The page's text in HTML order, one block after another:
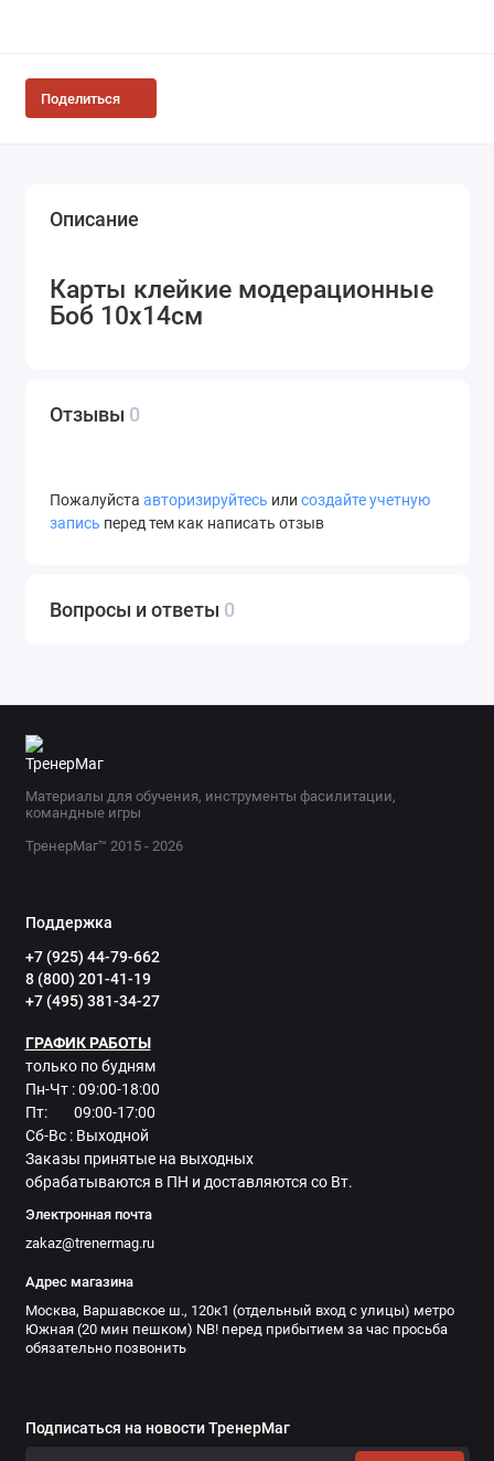
Поделиться
Описание
Карты клейкие модерационные
Боб 10х14см
Отзывы 0
Пожалуйста авторизируйтесь или создайте учетную
запись перед тем как написать отзыв
Вопросы и ответы 0
Материалы для обучения, инструменты фасилитации,
командные игры
ТренерМаг™ 2015 - 2026
Поддержка
+7 (925) 44-79-662
8 (800) 201-41-19
+7 (495) 381-34-27
ГРАФИК РАБОТЫ
только по будням
Пн-Чт : 09:00-18:00
Пт: 09:00-17:00
Сб-Вс : Выходной
Заказы принятые на выходных
обрабатываются в ПН и доставляются со Вт.
Электронная почта
zakaz@trenermag.ru
Адрес магазина
Москва, Варшавское ш., 120к1 (отдельный вход с улицы) метро
Южная (20 мин пешком) NB! перед прибытием за час просьба
обязательно позвонить
Подписаться на новости ТренерМаг